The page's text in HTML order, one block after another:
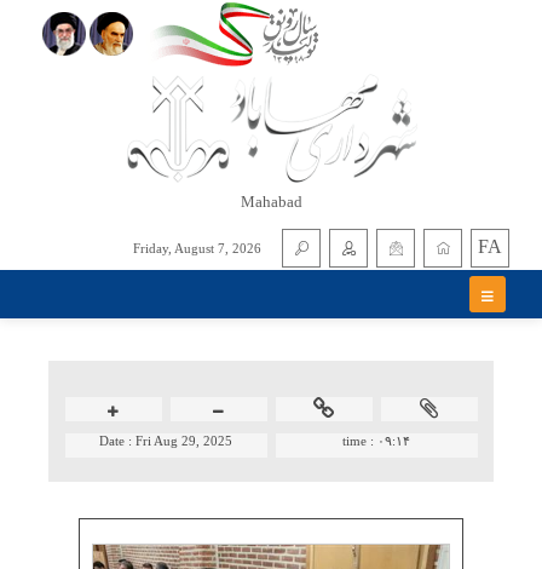
Mahabad
Friday, August 7, 2026 FA
time : ۰۹:۱۴ Date :Fri Aug 29, 2025